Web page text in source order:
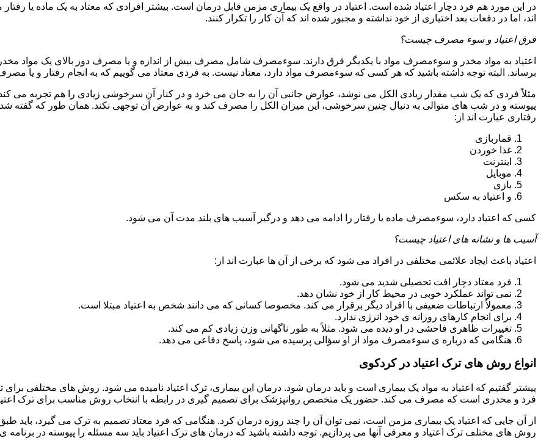
در این مورد هم فرد دچار اعتیاد شده است. اعتیاد در واقع یک بیماری مزمن قابل درمان است. بیشتر افرادی که معتاد به یک ماده یا رفتار
اند، اما در دفعات بعد اختیاری از خود نداشته و مجبور شده اند که آن کار را تکرار کنند.
فرق اعتیاد و سوء مصرف چیست؟
اعتیاد به مواد مخدر و سوءمصرف مواد با یکدیگر فرق دارند. سوءمصرف شامل مصرف بیش از اندازه و یا مصرف دوز بالای یک مواد
برساند. البته توجه داشته باشید که هر کسی که سوءمصرف مواد دارد، معتاد نیست. به فردی معتاد می گوییم که به انجام رفتار و یا مصرف
مثلاً فردی که یک شب مقدار زیادی الکل می نوشد، عوارض جانبی آن را به جان می خرد و در کنار آن سرخوشی زیادی را هم تجربه می
پیوسته و در شب های متوالی به دنبال چنین سرخوشی، این میزان الکل را مصرف کند و به عوارض آن توجهی نکند. همان طور که گفته شد،
رفتاری عبارت اند از:
قماربازی
غذا خوردن
اینترنت
موبایل
بازی
و اعتیاد به سکس
کسی که اعتیاد دارد، سوءمصرف ماده یا رفتار را ادامه می دهد و درگیر آسیب های بلند مدت آن می شود.
آسیب ها و نشانه های اعتیاد چیست؟
اعتیاد باعث ایجاد علائمی مختلفی در افراد می شود که برخی از آن ها عبارت اند از:
فرد معتاد دچار افت تحصیلی شدید می شود.
نمی تواند عملکرد خوبی در محیط کار از خود نشان دهد.
معمولاً ارتباطات ضعیفی با افراد دیگر برقرار می کند. مخصوصا کسانی که می دانند شخص به اعتیاد مبتلا است.
برای انجام کارهای روزانه ی خود انرژی ندارد.
تغییرات ظاهری فاحشی در او دیده می شود. مثلاً به طور ناگهانی وزن زیادی کم می کند.
هنگامی که درباره ی سوءمصرف مواد از او سؤالی پرسیده می شود، پاسخ دفاعی می دهد.
انواع روش های ترک اعتیاد در کردکوی
پیشتر گفتیم که اعتیاد به مواد یک بیماری است و باید درمان شود. درمان این بیماری، ترک اعتیاد نامیده می شود. روش های مختلفی
فرد و مخدری است که مصرف می کند. حضور یک متخصص روانپزشک برای تصمیم گیری در رابطه با انتخاب روش مناسب برای ترک
از آن جایی که اعتیاد یک بیماری مزمن است، نمی توان آن را چند روزه درمان کرد. هنگامی که فرد معتاد تصمیم به ترک می گیرد،
روش های مختلف ترک اعتیاد و معرفی آنها می پردازیم. توجه داشته باشید که درمان های ترک اعتیاد باید سه مسئله را پیوسته در برنامه